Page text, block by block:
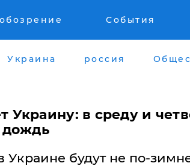
События
Украина россия
Украину: в среду и
дождь
будут не по-